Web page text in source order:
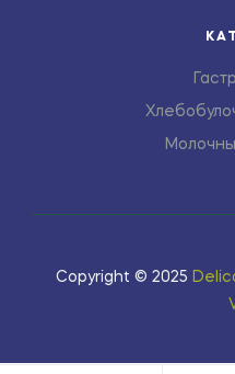
Copyright © 2025